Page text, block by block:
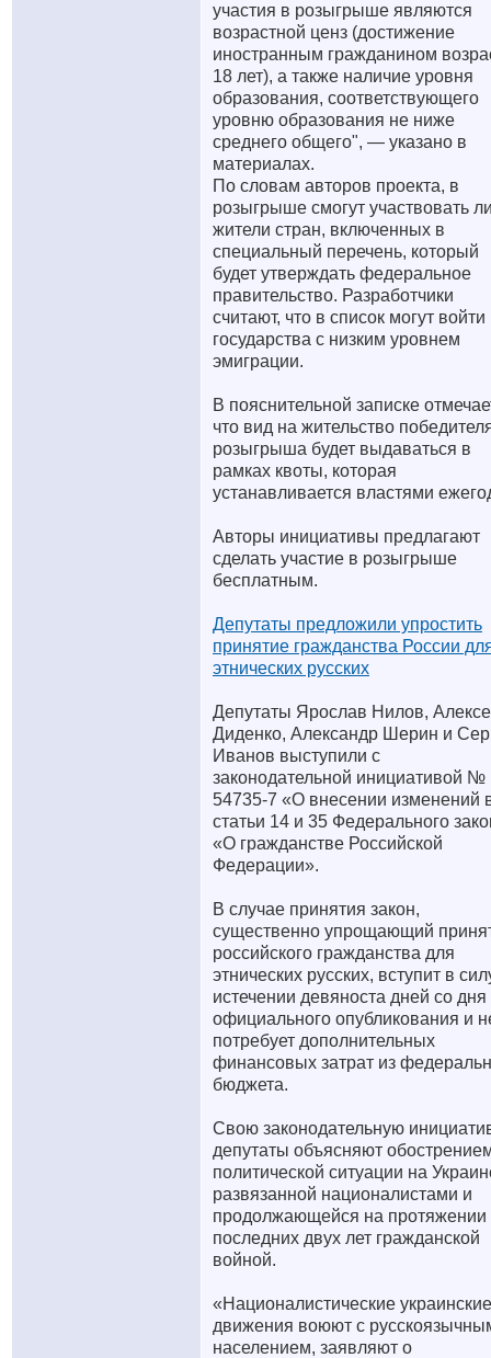
участия в розыгрыше являются
возрастной ценз (достижение
иностранным гражданином
18 лет), а также наличие уровня
образования, соответствующего
уровню образования не ниже
среднего общего", — указано в
материалах.
По словам авторов проекта, в
розыгрыше смогут участвовать
жители стран, включенных в
специальный перечень, который
будет утверждать федеральное
правительство. Разработчики
считают, что в список могут войти
государства с низким уровнем
эмиграции.
В пояснительной записке
что вид на жительство
розыгрыша будет выдаваться в
рамках квоты, которая
устанавливается властями
Авторы инициативы предлагают
сделать участие в розыгрыше
бесплатным.
Депутаты предложили упростить
принятие гражданства России
этнических русских
Депутаты Ярослав Нилов,
Диденко, Александр Шерин и
Иванов выступили с
законодательной инициативой №
54735-7 «О внесении изменений
статьи 14 и 35 Федерального
«О гражданстве Российской
Федерации».
В случае принятия закон,
существенно упрощающий
российского гражданства для
этнических русских, вступит в
истечении девяноста дней со дня
официального опубликования и
потребует дополнительных
финансовых затрат из
бюджета.
Свою законодательную
депутаты объясняют
политической ситуации на
развязанной националистами и
продолжающейся на протяжении
последних двух лет гражданской
войной.
«Националистические украинские
движения воюют с
населением, заявляют о